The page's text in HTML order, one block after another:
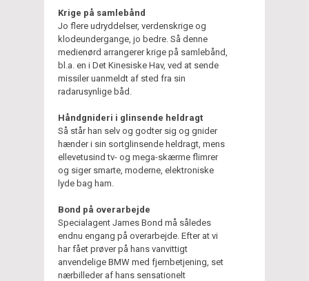
Krige på samlebånd
Jo flere udryddelser, verdenskrige og
klodeundergange, jo bedre. Så denne
medienørd arrangerer krige på samlebånd,
bl.a. en i Det Kinesiske Hav, ved at sende
missiler uanmeldt af sted fra sin
radarusynlige båd.
Håndgnideri i glinsende heldragt
Så står han selv og godter sig og gnider
hænder i sin sortglinsende heldragt, mens
ellevetusind tv- og mega-skærme flimrer
og siger smarte, moderne, elektroniske
lyde bag ham.
Bond på overarbejde
Specialagent James Bond må således
endnu engang på overarbejde. Efter at vi
har fået prøver på hans vanvittigt
anvendelige BMW med fjernbetjening, set
nærbilleder af hans sensationelt